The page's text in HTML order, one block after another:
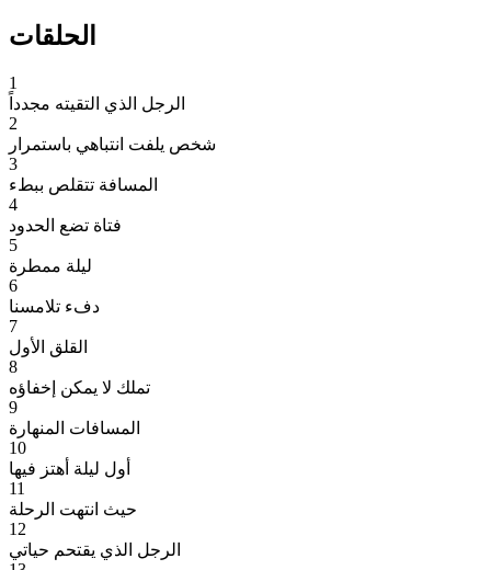
الحلقات
1
الرجل الذي التقيته مجدداً
2
شخص يلفت انتباهي باستمرار
3
المسافة تتقلص ببطء
4
فتاة تضع الحدود
5
ليلة ممطرة
6
دفء تلامسنا
7
القلق الأول
8
تملك لا يمكن إخفاؤه
9
المسافات المنهارة
10
أول ليلة أهتز فيها
11
حيث انتهت الرحلة
12
الرجل الذي يقتحم حياتي